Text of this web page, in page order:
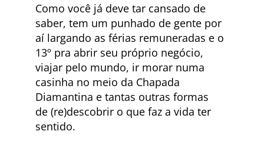
Como você já deve tar cansado de
saber, tem um punhado de gente por
aí largando as férias remuneradas e o
13º pra abrir seu próprio negócio,
viajar pelo mundo, ir morar numa
casinha no meio da Chapada
Diamantina e tantas outras formas
de (re)descobrir o que faz a vida ter
sentido.